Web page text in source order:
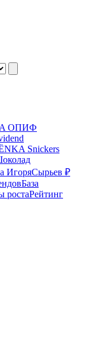
ОПИФ
Snickers
ИгоряСырьев ₽
База
ростаРейтинг